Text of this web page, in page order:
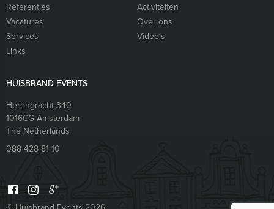
Referenties
Activiteiten
Vacatures
Over ons
Services
Video’s
Links
HUISBRAND EVENTS
Herengracht 340
1016CG Amsterdam
The Netherlands
088 428 81 10